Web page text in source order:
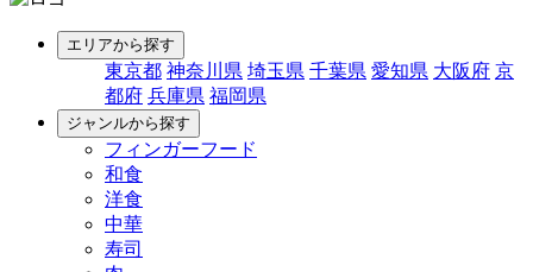
エリアから探す
東京都 神奈川県 埼玉県 千葉県 愛知県 大阪府 京
都府 兵庫県 福岡県
ジャンルから探す
フィンガーフード
和食
洋食
中華
寿司